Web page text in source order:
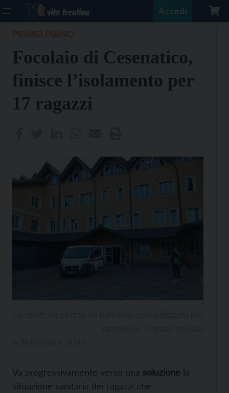
Accedi
Focolaio di Cesenatico,
finisce l’isolamento per
17 ragazzi
Va progressivamente verso una soluzione la
situazione sanitaria dei ragazzi che